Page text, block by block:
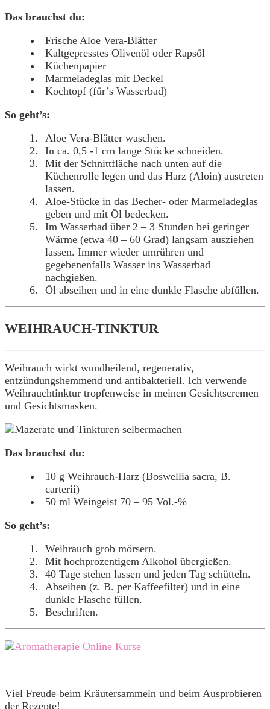
Das brauchst du:
Frische Aloe Vera-Blätter
Kaltgepresstes Olivenöl oder Rapsöl
Küchenpapier
Marmeladeglas mit Deckel
Kochtopf (für’s Wasserbad)
So geht’s:
Aloe Vera-Blätter waschen.
In ca. 0,5 -1 cm lange Stücke schneiden.
Mit der Schnittfläche nach unten auf die
Küchenrolle legen und das Harz (Aloin) austreten
lassen.
Aloe-Stücke in das Becher- oder Marmeladeglas
geben und mit Öl bedecken.
Im Wasserbad über 2 – 3 Stunden bei geringer
Wärme (etwa 40 – 60 Grad) langsam ausziehen
lassen. Immer wieder umrühren und
gegebenenfalls Wasser ins Wasserbad
nachgießen.
Öl abseihen und in eine dunkle Flasche abfüllen.
WEIHRAUCH-TINKTUR
Weihrauch wirkt wundheilend, regenerativ,
entzündungshemmend und antibakteriell. Ich verwende
Weihrauchtinktur tropfenweise in meinen Gesichtscremen
und Gesichtsmasken.
Das brauchst du:
10 g Weihrauch-Harz (Boswellia sacra, B.
carterii)
50 ml Weingeist 70 – 95 Vol.-%
So geht’s:
Weihrauch grob mörsern.
Mit hochprozentigem Alkohol übergießen.
40 Tage stehen lassen und jeden Tag schütteln.
Abseihen (z. B. per Kaffeefilter) und in eine
dunkle Flasche füllen.
Beschriften.
Viel Freude beim Kräutersammeln und beim Ausprobieren
der Rezepte!